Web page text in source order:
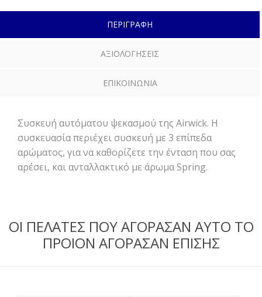
ΠΕΡΙΓΡΑΦΗ
ΑΞΙΟΛΟΓΗΣΕΙΣ
ΕΠΙΚΟΙΝΩΝΙΑ
Συσκευή αυτόματου ψεκασμού της Airwick. Η
συσκευασία περιέχει συσκευή με 3 επίπεδα
αρώματος, για να καθορίζετε την ένταση που σας
αρέσει, και ανταλλακτικό με άρωμα Spring.
ΟΙ ΠΕΛΑΤΕΣ ΠΟΥ ΑΓΟΡΑΣΑΝ ΑΥΤΟ ΤΟ
ΠΡΟΙΟΝ ΑΓΟΡΑΣΑΝ ΕΠΙΣΗΣ